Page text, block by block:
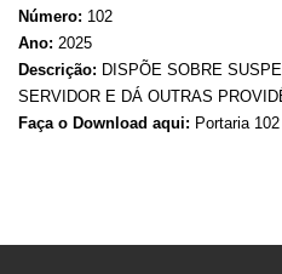
Número: 102
Ano: 2025
Descrição: DISPÕE SOBRE
SERVIDOR E DÁ OUTRAS
Faça o Download aqui: Portaria 102